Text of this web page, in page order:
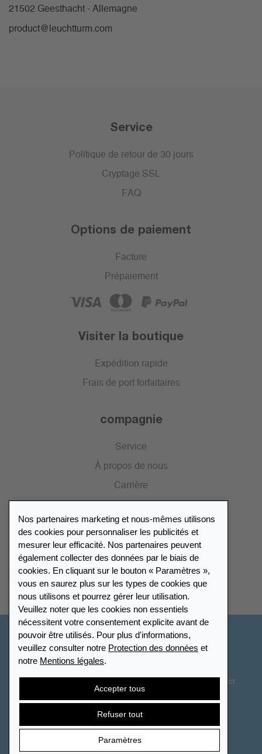
21502 Geesthacht - Allemagne
product@leuchtturm.com
Service
Politique de retour de 30 jours
Cryptage SSL
FAQ
Options de paiement
Facture
Prépaiement
Visiter la boutique
Expédition rapide
Frais de port forfaitaires
compagnie
Service
À propos de nous
Carrière
Catalogue
Répertoire des revendeurs
Trouver Leuchtturm
Nos partenaires marketing et nous-mêmes utilisons
des cookies pour personnaliser les publicités et
mesurer leur efficacité. Nos partenaires peuvent
également collecter des données par le biais de
cookies. En cliquant sur le bouton « Paramètres »,
vous en saurez plus sur les types de cookies que
nous utilisons et pourrez gérer leur utilisation.
Veuillez noter que les cookies non essentiels
nécessitent votre consentement explicite avant de
pouvoir être utilisés. Pour plus d'informations,
veuillez consulter notre Protection des données et
notre Mentions légales.
Accepter tous
Refuser tout
Paramètres
Suisse - Français
Paramètres des cookies
Contact
Droit de rétractation Résilier le contrat
© 2026 LEUCHTTURM. Tous droits réservés.